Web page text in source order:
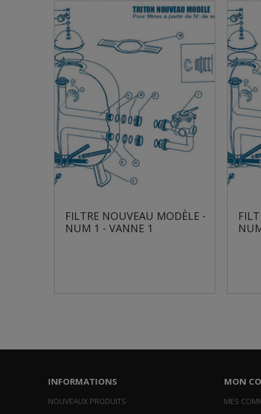
FILTRE NOUVEAU MODÈLE -
NUM 1 - VANNE 1
FILTRE
NUM 1 -
INFORMATIONS
NOUVEAUX PRODUITS
MON
MES